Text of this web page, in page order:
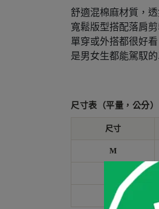
舒適混棉麻材質，
寬鬆版型搭配落肩剪
單穿或外搭都很好看
是男女生都能駕馭的
尺寸表（平量，公分）
尺寸
M
XL